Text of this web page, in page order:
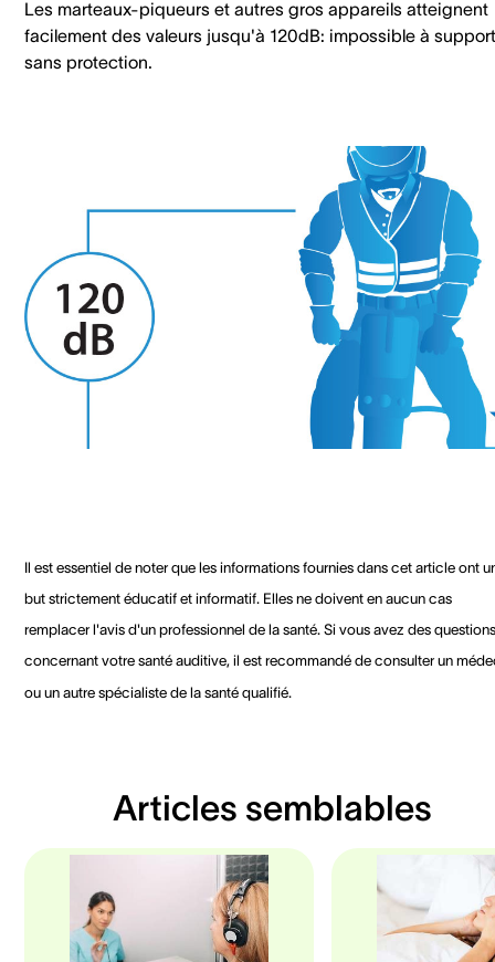
Les marteaux-piqueurs et autres gros appareils atteignent
facilement des valeurs jusqu'à 120dB: impossible à
sans protection.
Il est essentiel de noter que les informations fournies dans cet article ont
but strictement éducatif et informatif. Elles ne doivent en aucun cas
remplacer l'avis d'un professionnel de la santé. Si vous avez des questions
concernant votre santé auditive, il est recommandé de consulter un
ou un autre spécialiste de la santé qualifié.
Articles semblables